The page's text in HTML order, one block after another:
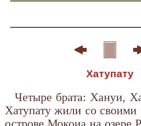
Хатупату
Четыре брата: Хануи,
Хатупату жили со своими
острове Мокоиа на озере